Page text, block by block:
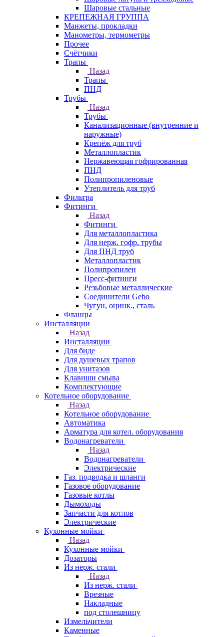
Шаровые стальные
КРЕПЕЖНАЯ ГРУППА
Манжеты, прокладки
Манометры, термометры
Прочее
Счётчики
Трапы
Назад
Трапы
ПНД
Трубы
Назад
Трубы
Канализационные (внутренние и
наружные)
Крепёж для труб
Металлопластик
Нержавеющая гофрированная
ПНД
Полипропиленовые
Утеплитель для труб
Фильтра
Фитинги
Назад
Фитинги
Для металлопластика
Для нерж. гофр. трубы
Для ПНД труб
Металлопластик
Полипропилен
Пресс-фитинги
Резьбовые металлические
Соединители Gebo
Чугун, оцинк., сталь
Фланцы
Инсталляции
Назад
Инсталляции
Для биде
Для душевых трапов
Для унитазов
Клавиши смыва
Комплектующие
Котельное оборудование
Назад
Котельное оборудование
Автоматика
Арматура для котел. оборудования
Водонагреватели
Назад
Водонагреватели
Электрические
Газ. подводка и шланги
Газовое оборудование
Газовые котлы
Дымоходы
Запчасти для котлов
Электрические
Кухонные мойки
Назад
Кухонные мойки
Дозаторы
Из нерж. стали
Назад
Из нерж. стали
Врезные
Накладные
под столешницу
Измельчители
Каменные